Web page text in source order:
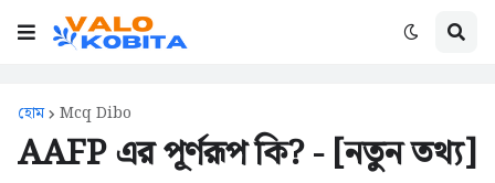
হোম Mcq Dibo
AAFP এর পূর্ণরূপ কি? - [নতুন তথ্য]